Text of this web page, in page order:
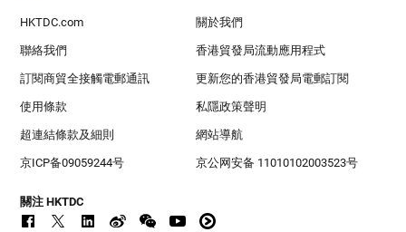
HKTDC.com 關於我們
聯絡我們 香港貿發局流動應用程式
訂閱商貿全接觸電郵通訊 更新您的香港貿發局電郵訂閱
使用條款 私隱政策聲明
超連結條款及細則 網站導航
京ICP备09059244号 京公网安备 11010102003523号
關注 HKTDC